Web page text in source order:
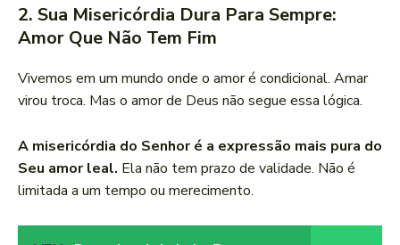
2. Sua Misericórdia Dura Para Sempre:
Amor Que Não Tem Fim
Vivemos em um mundo onde o amor é condicional. Amar
virou troca. Mas o amor de Deus não segue essa lógica.
A misericórdia do Senhor é a expressão mais pura do
Seu amor leal. Ela não tem prazo de validade. Não é
limitada a um tempo ou merecimento.